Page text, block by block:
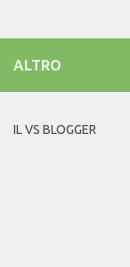
ALTRO
IL VS BLOGGER